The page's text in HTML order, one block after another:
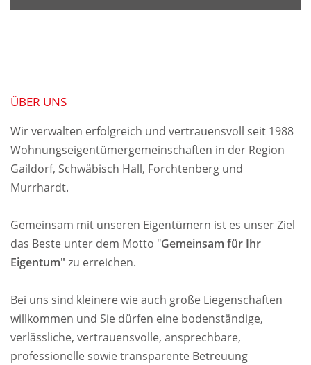
ÜBER UNS
Wir verwalten erfolgreich und vertrauensvoll seit 1988
Wohnungs­eigentümer­gemeinschaften in der Region
Gaildorf, Schwäbisch Hall, Forchtenberg und
Murrhardt.
Gemeinsam mit unseren Eigentümern ist es unser Ziel
das Beste unter dem Motto "Gemeinsam für Ihr
Eigentum" zu erreichen.
Bei uns sind kleinere wie auch große Liegenschaften
willkommen und Sie dürfen eine bodenständige,
verlässliche, vertrauensvolle, ansprechbare,
professionelle sowie transparente Betreuung